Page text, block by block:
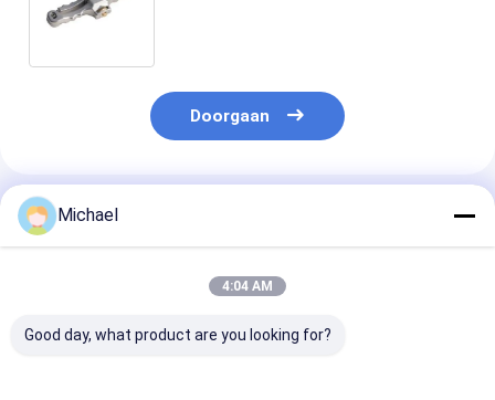
Doorgaan
Geadviseerde Producten
Michael
4:04 AM
Good day, what product are you looking for?